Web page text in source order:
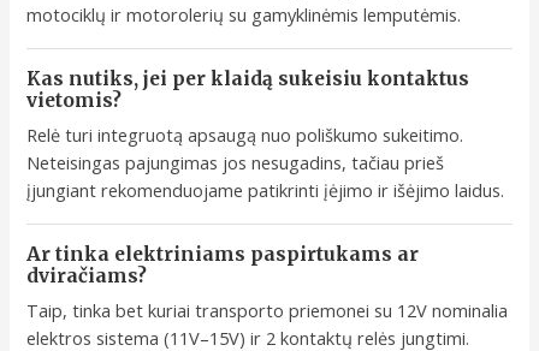
motociklų ir motorolerių su gamyklinėmis lemputėmis.
Kas nutiks, jei per klaidą sukeisiu kontaktus
vietomis?
Relė turi integruotą apsaugą nuo poliškumo sukeitimo.
Neteisingas pajungimas jos nesugadins, tačiau prieš
įjungiant rekomenduojame patikrinti įėjimo ir išėjimo laidus.
Ar tinka elektriniams paspirtukams ar
dviračiams?
Taip, tinka bet kuriai transporto priemonei su 12V nominalia
elektros sistema (11V–15V) ir 2 kontaktų relės jungtimi.